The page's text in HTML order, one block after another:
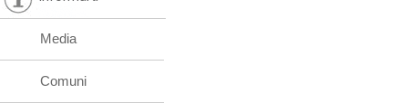
Media
Comuni